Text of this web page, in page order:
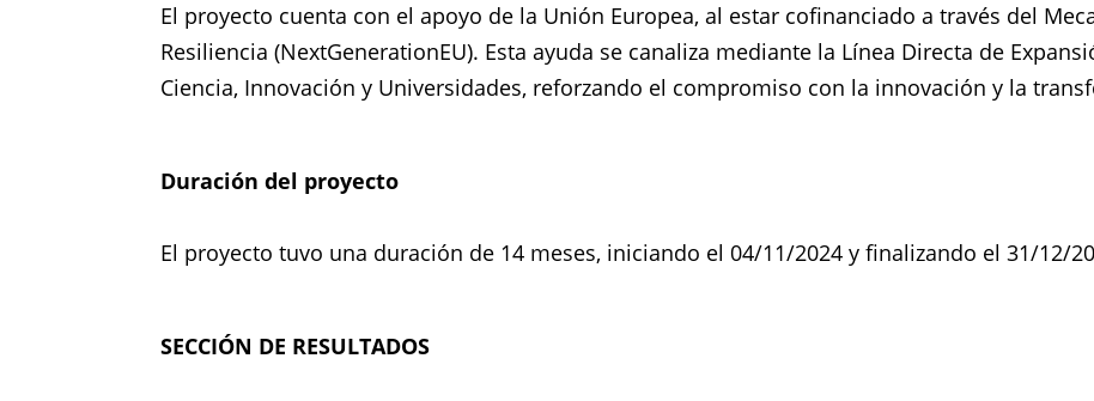
El proyecto cuenta con el apoyo de la Unión Europea, al estar cofinanciado a través del
Resiliencia (NextGenerationEU). Esta ayuda se canaliza mediante la Línea Directa de
Ciencia, Innovación y Universidades, reforzando el compromiso con la innovación y la
Duración del proyecto
El proyecto tuvo una duración de 14 meses, iniciando el 04/11/2024 y finalizando el 31/12/
SECCIÓN DE RESULTADOS